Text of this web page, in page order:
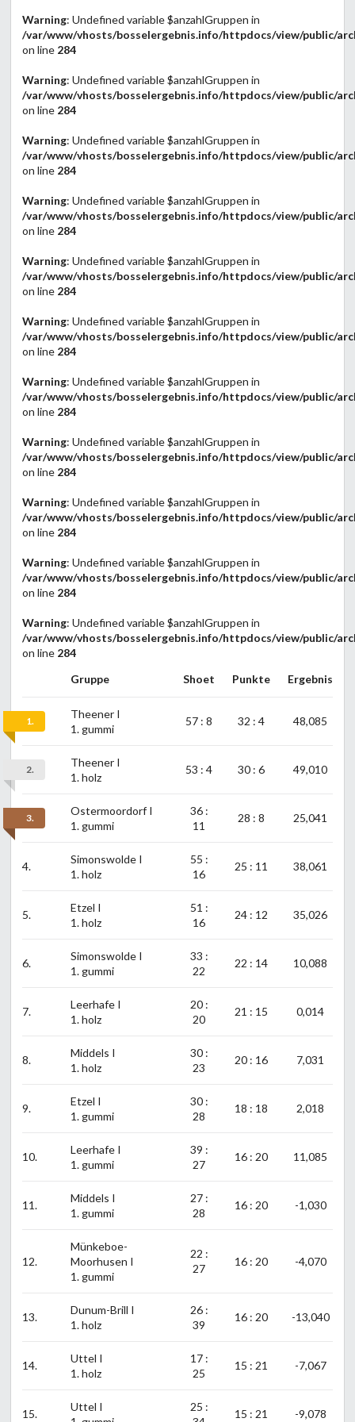
Warning: Undefined variable $anzahlGruppen in
/var/www/vhosts/bosselergebnis.info/httpdocs/view/public/
on line 284
Warning: Undefined variable $anzahlGruppen in
/var/www/vhosts/bosselergebnis.info/httpdocs/view/public/
on line 284
Warning: Undefined variable $anzahlGruppen in
/var/www/vhosts/bosselergebnis.info/httpdocs/view/public/
on line 284
Warning: Undefined variable $anzahlGruppen in
/var/www/vhosts/bosselergebnis.info/httpdocs/view/public/
on line 284
Warning: Undefined variable $anzahlGruppen in
/var/www/vhosts/bosselergebnis.info/httpdocs/view/public/
on line 284
Warning: Undefined variable $anzahlGruppen in
/var/www/vhosts/bosselergebnis.info/httpdocs/view/public/
on line 284
Warning: Undefined variable $anzahlGruppen in
/var/www/vhosts/bosselergebnis.info/httpdocs/view/public/
on line 284
Warning: Undefined variable $anzahlGruppen in
/var/www/vhosts/bosselergebnis.info/httpdocs/view/public/
on line 284
Warning: Undefined variable $anzahlGruppen in
/var/www/vhosts/bosselergebnis.info/httpdocs/view/public/
on line 284
Warning: Undefined variable $anzahlGruppen in
/var/www/vhosts/bosselergebnis.info/httpdocs/view/public/
on line 284
Warning: Undefined variable $anzahlGruppen in
/var/www/vhosts/bosselergebnis.info/httpdocs/view/public/
on line 284
Gruppe
Shoet Punkte Ergebnis
1.
Theener I
1. gummi
57 : 8 32 : 4 48,085
2.
Theener I
1. holz
53 : 4 30 : 6 49,010
3.
Ostermoordorf I
1. gummi
36 :
11
28 : 8 25,041
4.
Simonswolde I
1. holz
55 :
16
25 : 11 38,061
5.
Etzel I
1. holz
51 :
16
24 : 12 35,026
6.
Simonswolde I
1. gummi
33 :
22
22 : 14 10,088
7.
Leerhafe I
1. holz
20 :
20
21 : 15 0,014
8.
Middels I
1. holz
30 :
23
20 : 16 7,031
9.
Etzel I
1. gummi
30 :
28
18 : 18 2,018
10.
Leerhafe I
1. gummi
39 :
27
16 : 20 11,085
11.
Middels I
1. gummi
27 :
28
16 : 20 -1,030
12.
Münkeboe-
Moorhusen I
1. gummi
22 :
27
16 : 20 -4,070
13.
Dunum-Brill I
1. holz
26 :
39
16 : 20 -13,040
14.
Uttel I
1. holz
17 :
25
15 : 21 -7,067
15.
Uttel I
25 :
15 : 21 -9,078